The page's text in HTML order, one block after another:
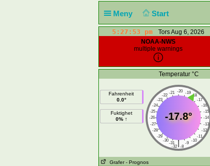
Meny Start
5:27:53 pm
Tors Aug 6, 2026
NOAA-NWS
multiple warnings
Temperatur °C
Fahrenheit
0.0°
Fuktighet
0% ↑
-20
-21 -19
-22
-18
-23
-17
-24
-16
-25
-15
-26
-14
-27
-13
-28
-12
-29
-11
-30
-10
-31 -9
|
-32 -8
-17.8°
Grafer - Prognos